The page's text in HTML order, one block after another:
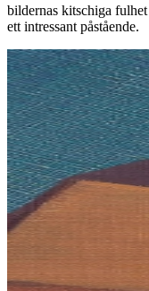
bildernas kitschiga
ett intressant påstående.